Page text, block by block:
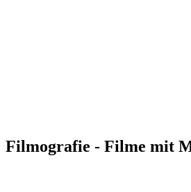
Filmografie - Filme mit